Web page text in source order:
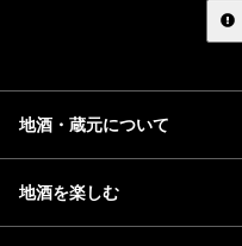
地酒・蔵元について
地酒を楽しむ